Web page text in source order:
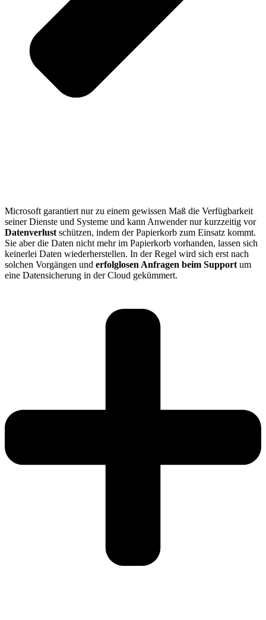
Microsoft garantiert nur zu einem gewissen Maß die Verfügbarkeit
seiner Dienste und Systeme und kann Anwender nur kurzzeitig vor
Datenverlust schützen, indem der Papierkorb zum Einsatz kommt.
Sie aber die Daten nicht mehr im Papierkorb vorhanden, lassen sich
keinerlei Daten wiederherstellen. In der Regel wird sich erst nach
solchen Vorgängen und erfolglosen Anfragen beim Support um
eine Datensicherung in der Cloud gekümmert.